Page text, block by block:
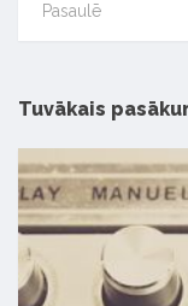
Pasaulē
Tuvākais